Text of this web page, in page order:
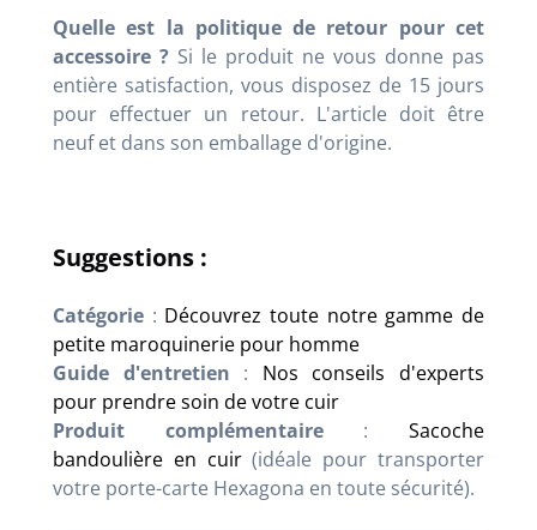
Quelle est la politique de retour pour cet
accessoire ? Si le produit ne vous donne pas
entière satisfaction, vous disposez de 15 jours
pour effectuer un retour. L'article doit être
neuf et dans son emballage d'origine.
Suggestions :
Catégorie : Découvrez toute notre gamme de
petite maroquinerie pour homme
Guide d'entretien : Nos conseils d'experts
pour prendre soin de votre cuir
Produit complémentaire:Sacoche
bandoulière en cuir(idéale pour transporter
votre porte-carte Hexagona en toute sécurité).